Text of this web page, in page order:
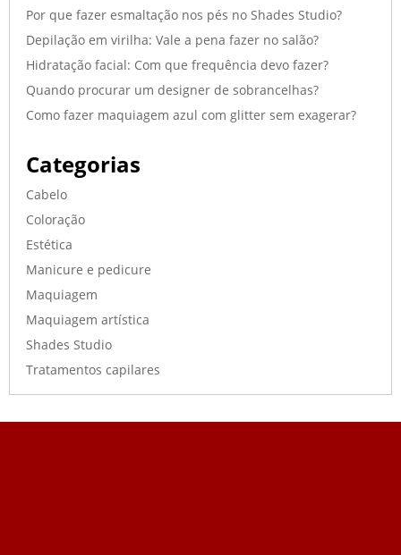
Por que fazer esmaltação nos pés no Shades Studio?
Depilação em virilha: Vale a pena fazer no salão?
Hidratação facial: Com que frequência devo fazer?
Quando procurar um designer de sobrancelhas?
Como fazer maquiagem azul com glitter sem exagerar?
Categorias
Cabelo
Coloração
Estética
Manicure e pedicure
Maquiagem
Maquiagem artística
Shades Studio
Tratamentos capilares